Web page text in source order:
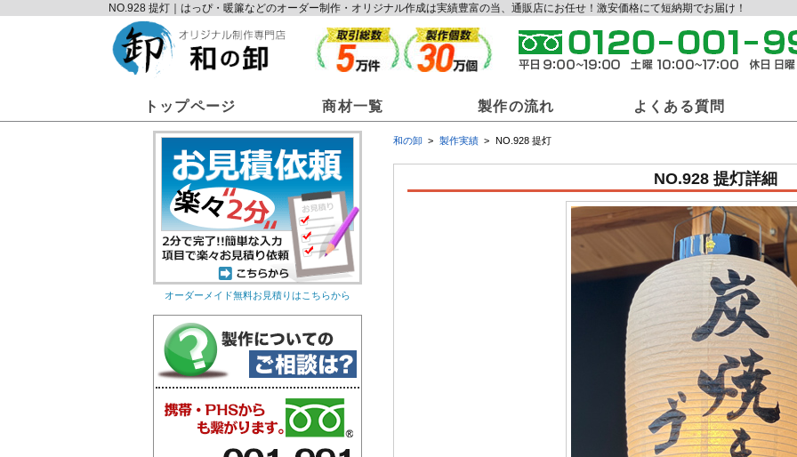
NO.928 提灯｜はっぴ・暖簾などのオーダー制作・オリジナル作成は実績豊富の当、通販店にお任せ！激安価格にて短納期でお届け！
トップページ 商材一覧
和の卸商材一覧
オリジナルのれん オリジナル提灯 オリジナル法被 オリ
製作の流れ よくある質問
和の卸 製作実績 NO.928 提灯
NO.928 提灯詳細
オーダーメイド無料お見積りはこちらから